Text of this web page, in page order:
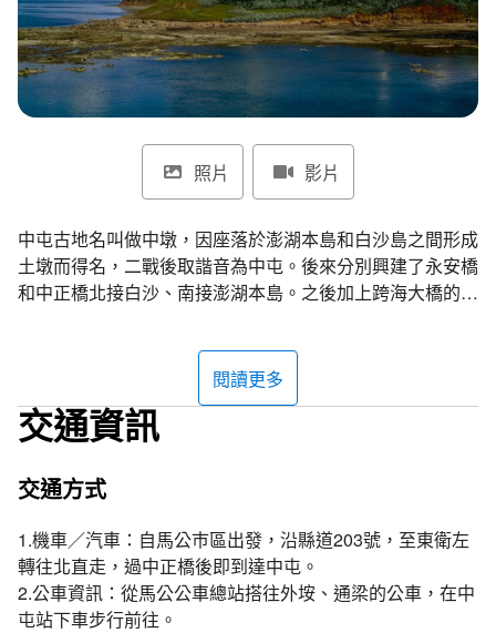
ไทย Bahasa indonesia
照片 影片
中屯古地名叫做中墩，因座落於澎湖本島和白沙島之間形成
土墩而得名，二戰後取諧音為中屯。後來分別興建了永安橋
和中正橋北接白沙、南接澎湖本島。之後加上跨海大橋的興
風力發電廠位於澎湖縣白沙鄉中屯村，於2001年10月正式
商業運轉，風力發電廠位於中屯第二苗圃，目前已規劃為風
車公園，成為澎湖縣白沙鄉的著名旅遊景點和新地標。這座
風力發電廠為台灣第二座，是澎湖第三代風力發電機，風力
發電機組二期總計設置八組，每組可發電600千瓦，以電腦
控制變速功能。當風力變化時，葉片的角度亦可隨之調整，
轉速便可隨著發電需求調整，以維持穩定的發電功率。
風力發電的原理
風力發電是利用風力帶動風車葉片旋轉，透過增速機將旋轉
閱讀更多
交通資訊
交通方式
1.機車／汽車：自馬公巿區出發，沿縣道203號，至東衛左
轉往北直走，過中正橋後即到達中屯。
2.公車資訊：從馬公公車總站搭往外垵、通梁的公車，在中
屯站下車步行前往。